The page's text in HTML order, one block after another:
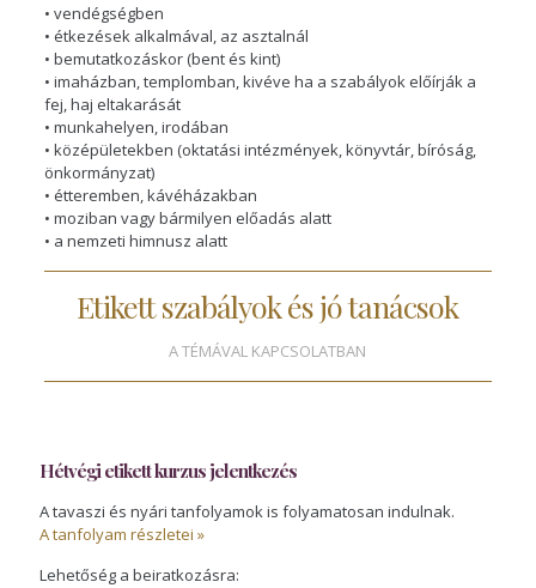
• vendégségben
• étkezések alkalmával, az asztalnál
• bemutatkozáskor (bent és kint)
• imaházban, templomban, kivéve ha a szabályok előírják a
fej, haj eltakarását
• munkahelyen, irodában
• középületekben (oktatási intézmények, könyvtár, bíróság,
önkormányzat)
• étteremben, kávéházakban
• moziban vagy bármilyen előadás alatt
• a nemzeti himnusz alatt
Etikett szabályok és jó tanácsok
A TÉMÁVAL KAPCSOLATBAN
Hétvégi etikett kurzus jelentkezés
A tavaszi és nyári tanfolyamok is folyamatosan indulnak.
A tanfolyam részletei »
Lehetőség a beiratkozásra: